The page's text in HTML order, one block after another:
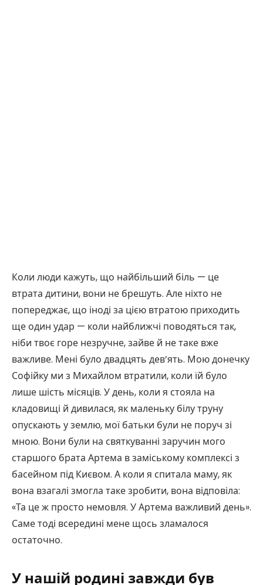
Коли люди кажуть, що найбільший біль — це
втрата дитини, вони не брешуть. Але ніхто не
попереджає, що іноді за цією втратою приходить
ще один удар — коли найближчі поводяться так,
ніби твоє горе незручне, зайве й не таке вже
важливе. Мені було двадцять дев’ять. Мою донечку
Софійку ми з Михайлом втратили, коли їй було
лише шість місяців. У день, коли я стояла на
кладовищі й дивилася, як маленьку білу труну
опускають у землю, мої батьки були не поруч зі
мною. Вони були на святкуванні заручин мого
старшого брата Артема в заміському комплексі з
басейном під Києвом. А коли я спитала маму, як
вона взагалі змогла таке зробити, вона відповіла:
«Та це ж просто немовля. У Артема важливий день».
Саме тоді всередині мене щось зламалося
остаточно.
У нашій родині завжди був